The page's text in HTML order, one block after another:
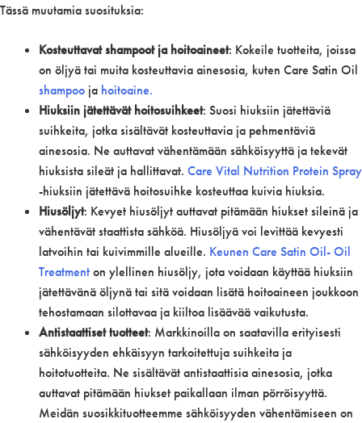
Tässä muutamia suosituksia:
Kosteuttavat shampoot ja hoitoaineet: Kokeile tuotteita, joissa
on öljyä tai muita kosteuttavia ainesosia, kuten Care Satin Oil
shampoo ja hoitoaine.
Hiuksiin jätettävät hoitosuihkeet: Suosi hiuksiin jätettäviä
suihkeita, jotka sisältävät kosteuttavia ja pehmentäviä
ainesosia. Ne auttavat vähentämään sähköisyyttä ja tekevät
hiuksista sileät ja hallittavat. Care Vital Nutrition Protein Spray
-hiuksiin jätettävä hoitosuihke kosteuttaa kuivia hiuksia.
Hiusöljyt: Kevyet hiusöljyt auttavat pitämään hiukset sileinä ja
vähentävät staattista sähköä. Hiusöljyä voi levittää kevyesti
latvoihin tai kuivimmille alueille. Keunen Care Satin Oil- Oil
Treatmenton ylellinen hiusöljy, jota voidaan käyttää hiuksiin
jätettävänä öljynä tai sitä voidaan lisätä hoitoaineen joukkoon
tehostamaan silottavaa ja kiiltoa lisäävää vaikutusta.
Antistaattiset tuotteet: Markkinoilla on saatavilla erityisesti
sähköisyyden ehkäisyyn tarkoitettuja suihkeita ja
hoitotuotteita. Ne sisältävät antistaattisia ainesosia, jotka
auttavat pitämään hiukset paikallaan ilman pörröisyyttä.
Meidän suosikkituotteemme sähköisyyden vähentämiseen on